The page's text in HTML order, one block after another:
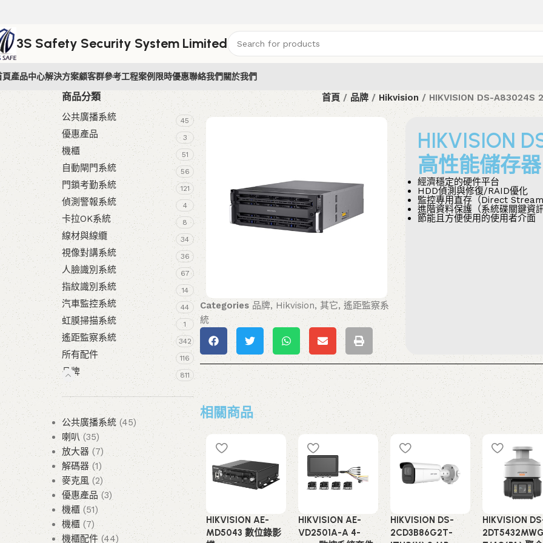
3S Safety Security System Limited
頁產品中心解決方案顧客群參考工程案例 限時優惠聯絡我們 關於我們
商品分類
公共廣播系統 45
優惠產品 3
機櫃 51
自動閘門系統 56
門鎖考勤系統 121
偵測警報系統 4
卡拉OK系統 8
線材與線纜 34
視像對講系統 36
人臉識別系統 67
指紋識別系統 14
汽車監控系統 44
虹膜掃描系統 1
遙距監察系統 342
所有配件 116
品牌 811
公共廣播系統 45
喇叭
35
放大器
7
解碼器 1
麥克風 2
優惠產品
3
機櫃
51
機櫃
7
機櫃配件 44
首頁 品牌 Hikvision HIKVISION DS-A83024S
Categories 品牌, Hikvision, 其它, 遙距監察系
統
HIKVISION
高性能儲存器
經濟穩定的硬件平台
HDD偵測與修復/RAID優化
監控專用直存（Direct
進階資料保護（系統碟關鍵資
節能且方便使用的使用者介面
相關商品
HIKVISION AE-
MD5043 數位錄影
HIKVISION AE-
VD2501A-A 4-
HIKVISION DS-
2CD3B86G2T-
HIKVISION